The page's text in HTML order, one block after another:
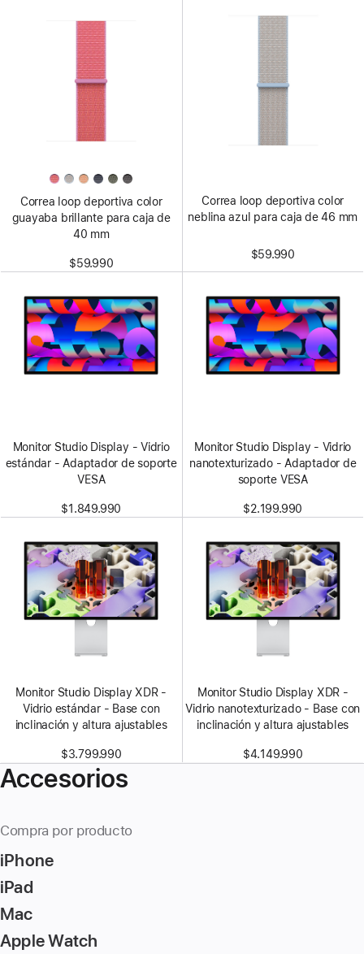
Correa loop deportiva color
guayaba brillante para caja de
40 mm
$59.990
Correa loop deportiva color
neblina azul para caja de 46 mm
$59.990
Monitor Studio Display - Vidrio
estándar - Adaptador de soporte
VESA
$1.849.990
Monitor Studio Display - Vidrio
nanotexturizado - Adaptador de
soporte VESA
$2.199.990
Monitor Studio Display XDR -
Vidrio estándar - Base con
inclinación y altura ajustables
$3.799.990
Monitor Studio Display XDR -
Vidrio nanotexturizado - Base con
inclinación y altura ajustables
$4.149.990
Accesorios
Compra por producto
iPhone
iPad
Mac
Apple Watch